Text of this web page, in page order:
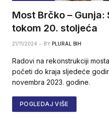
Most Brčko – Gunja:
tokom 20. stoljeća
21/11/2024 BY PLURAL BIH
Radovi na rekonstrukciji
početi do kraja sljedeće
novembra 2023. godine.
POGLEDAJ VIŠE